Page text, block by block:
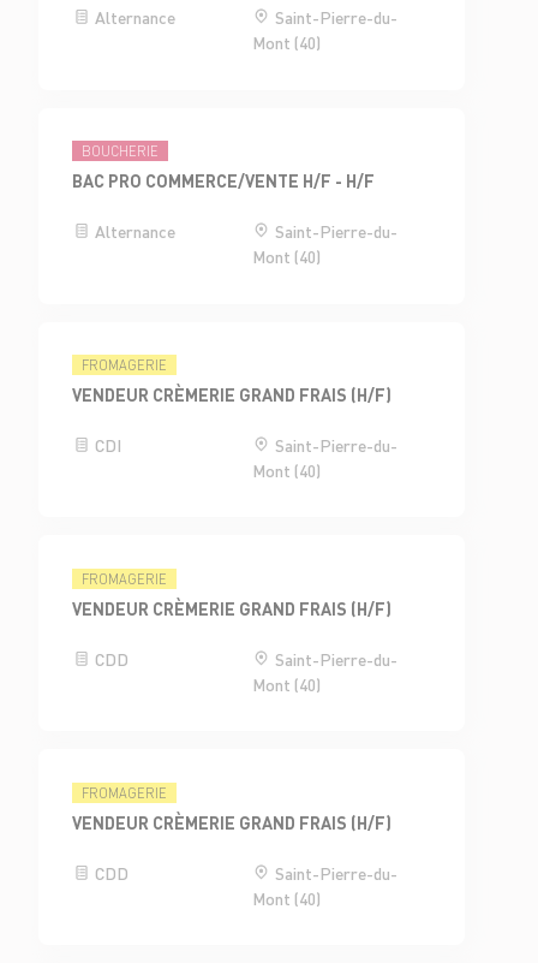
Alternance
Saint-Pierre-du-
Mont (40)
BOUCHERIE
BAC PRO COMMERCE/VENTE H/F - H/F
Alternance
Saint-Pierre-du-
Mont (40)
FROMAGERIE
VENDEUR CRÈMERIE GRAND FRAIS (H/F)
CDI
Saint-Pierre-du-
Mont (40)
FROMAGERIE
VENDEUR CRÈMERIE GRAND FRAIS (H/F)
CDD
Saint-Pierre-du-
Mont (40)
FROMAGERIE
VENDEUR CRÈMERIE GRAND FRAIS (H/F)
CDD
Saint-Pierre-du-
Mont (40)